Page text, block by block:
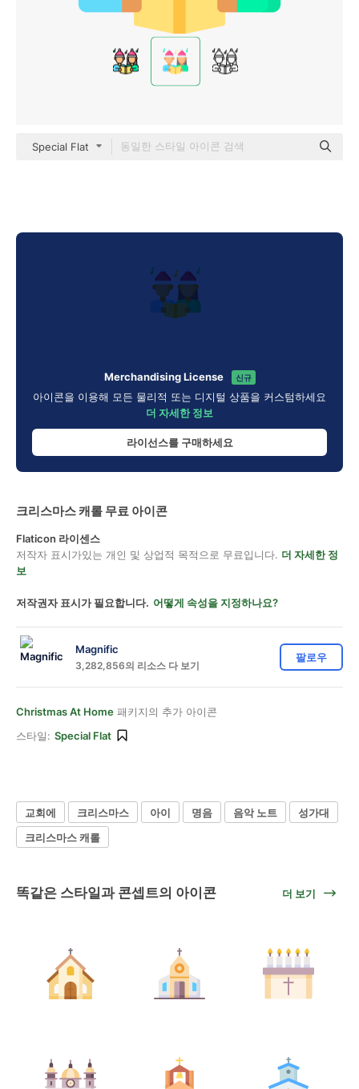
Special Flat
Merchandising License 신규
아이콘을 이용해 모든 물리적 또는 디지털 상품을 커스텀하세요
더 자세한 정보
라이선스를 구매하세요
크리스마스 캐롤 무료 아이콘
Flaticon 라이센스
저작자 표시가있는 개인 및 상업적 목적으로 무료입니다. 더 자세한 정
보
저작권자 표시가 필요합니다. 어떻게 속성을 지정하나요?
Magnific
3,282,856의 리소스 다 보기
팔로우
Christmas At Home 패키지의 추가 아이콘
스타일: Special Flat
교회에 크리스마스 아이 명음 음악 노트
성가대
크리스마스 캐롤
똑같은 스타일과 콘셉트의 아이콘 더 보기